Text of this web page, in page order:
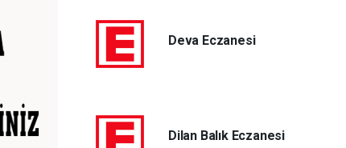
Deva Eczanesi
Dilan Balık Eczanesi